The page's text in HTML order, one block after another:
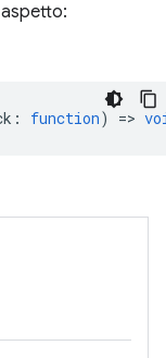
: function) =>